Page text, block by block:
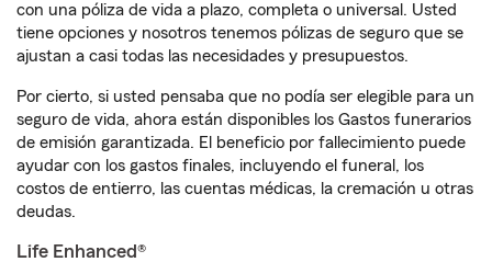
con una póliza de vida a plazo, completa o universal. Usted
tiene opciones y nosotros tenemos pólizas de seguro que se
ajustan a casi todas las necesidades y presupuestos.
Por cierto, si usted pensaba que no podía ser elegible para un
seguro de vida, ahora están disponibles los Gastos funerarios
de emisión garantizada. El beneficio por fallecimiento puede
ayudar con los gastos finales, incluyendo el funeral, los
costos de entierro, las cuentas médicas, la cremación u otras
deudas.
Life Enhanced®